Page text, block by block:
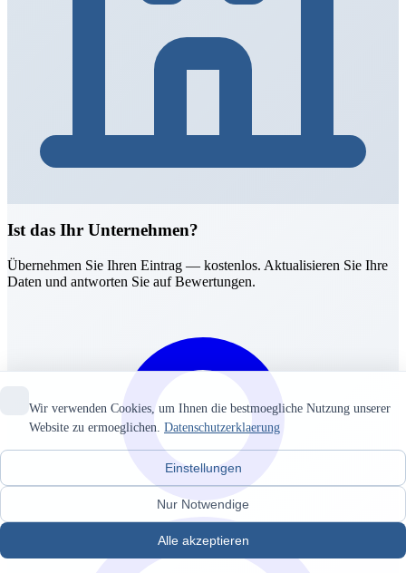
Ist das Ihr Unternehmen?
Übernehmen Sie Ihren Eintrag — kostenlos. Aktualisieren Sie Ihre
Daten und antworten Sie auf Bewertungen.
Wir verwenden Cookies, um Ihnen die bestmoegliche Nutzung unserer
Website zu ermoeglichen. Datenschutzerklaerung
Einstellungen
Nur Notwendige
Alle akzeptieren